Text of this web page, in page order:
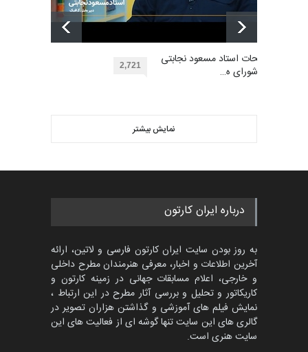
اولین مسابقۀ بین‌المللی کارتون
کتابخانۀ ممتا…
مهلت
دوغان، ترکیه،…
مسابقۀ بین‌المللی کارتون و
کاریکاتور «البغلی…
پنجمین مسابقۀ بین‌المللی
کارتون CARTUNION ، …
مهلت 3 ماه دیگر
گالری آثار منتخب کارتون های
گرگلی باکاس…
گالری حدود یک ماه قبل
توضیحات استاد مسعود نجابتی
عضو شورای ه… 2,721
نمایش بیشتر
درباره ایران کارتون
به روز بودن سایت ایران کارتون فارسی و لاتین، ارائه
آخرین اطلاعات و اخبار، معرفی هنرمندان مطرح داخلی
و خارجی، اعلام مسابقات جهانی در زمینه کارتون و
کاریکاتور و تحلیل و بررسی آثار مطرح در این ارتباط ،
نمایش فیلم های آموزشی و گذاشتن هزاران تصویر در
گالری های این سایت تنها گوشه ای از فعالیت های این
سایت هنری است.